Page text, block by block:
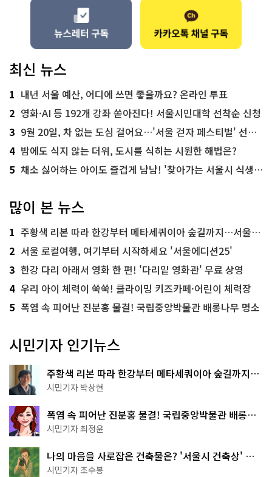
최신 뉴스
1 내년 서울 예산, 어디에 쓰면 좋을까요? 온라인 투표
2 영화·AI 등 192개 강좌 쏟아진다! 서울시민대학 선착순 신청
3 9월 20일, 차 없는 도심 걸어요…'서울 걷자 페스티벌' 선착순 5천명
4 밤에도 식지 않는 더위, 도시를 식히는 시원한 해법은?
5 채소 싫어하는 아이도 즐겁게 냠냠! '찾아가는 서울시 식생활 교육' 현장
많이 본 뉴스
1 주황색 리본 따라 한강부터 메타세쿼이아 숲길까지…서울둘레길 15코스
2 서울 로컬여행, 여기부터 시작하세요 '서울에디션25'
3 한강 다리 아래서 영화 한 편! '다리밑 영화관' 무료 상영
4 우리 아이 체력이 쑥쑥! 클라이밍 키즈카페·어린이 체력장
5 폭염 속 피어난 진분홍 물결! 국립중앙박물관 배롱나무 명소
시민기자 인기뉴스
주황색 리본 따라 한강부터 메타세쿼이아 숲길까지…
서울둘레길 15코스
시민기자 박상현
폭염 속 피어난 진분홍 물결! 국립중앙박물관 배롱나
무 명소
시민기자 최정윤
나의 마음을 사로잡은 건축물은? '서울시 건축상' 수
상작 공개!
시민기자 조수봉